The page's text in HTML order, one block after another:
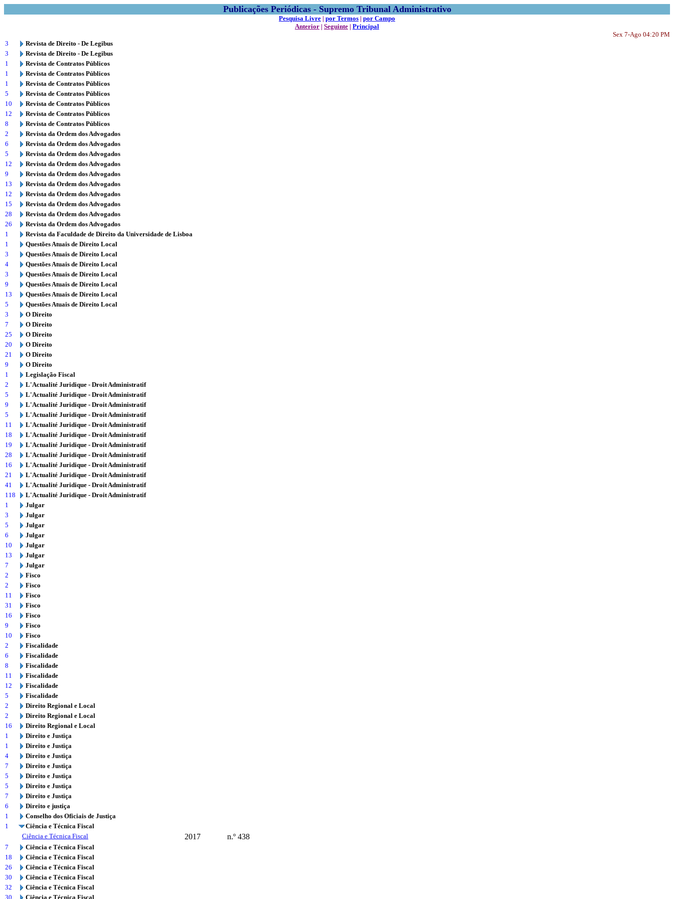
Publicações Periódicas - Supremo Tribunal Administrativo
Pesquisa Livre | por Termos | por Campo
Anterior | Seguinte | Principal
Sex 7-Ago 04:20 PM
3
Revista de Direito - De Legibus
3
Revista de Direito - De Legibus
1
Revista de Contratos Públicos
1
Revista de Contratos Públicos
1
Revista de Contratos Públicos
5
Revista de Contratos Públicos
10
Revista de Contratos Públicos
12
Revista de Contratos Públicos
8
Revista de Contratos Públicos
2
Revista da Ordem dos Advogados
6
Revista da Ordem dos Advogados
5
Revista da Ordem dos Advogados
12
Revista da Ordem dos Advogados
9
Revista da Ordem dos Advogados
13
Revista da Ordem dos Advogados
12
Revista da Ordem dos Advogados
15
Revista da Ordem dos Advogados
28
Revista da Ordem dos Advogados
26
Revista da Ordem dos Advogados
1
Revista da Faculdade de Direito da Universidade de Lisboa
1
Questões Atuais de Direito Local
3
Questões Atuais de Direito Local
4
Questões Atuais de Direito Local
3
Questões Atuais de Direito Local
9
Questões Atuais de Direito Local
13
Questões Atuais de Direito Local
5
Questões Atuais de Direito Local
3
O Direito
7
O Direito
25
O Direito
20
O Direito
21
O Direito
9
O Direito
1
Legislação Fiscal
2
L'Actualité Juridique - Droit Administratif
5
L'Actualité Juridique - Droit Administratif
9
L'Actualité Juridique - Droit Administratif
5
L'Actualité Juridique - Droit Administratif
11
L'Actualité Juridique - Droit Administratif
18
L'Actualité Juridique - Droit Administratif
19
L'Actualité Juridique - Droit Administratif
28
L'Actualité Juridique - Droit Administratif
16
L'Actualité Juridique - Droit Administratif
21
L'Actualité Juridique - Droit Administratif
41
L'Actualité Juridique - Droit Administratif
118
L'Actualité Juridique - Droit Administratif
1
Julgar
3
Julgar
5
Julgar
6
Julgar
10
Julgar
13
Julgar
7
Julgar
2
Fisco
2
Fisco
11
Fisco
31
Fisco
16
Fisco
9
Fisco
10
Fisco
2
Fiscalidade
6
Fiscalidade
8
Fiscalidade
11
Fiscalidade
12
Fiscalidade
5
Fiscalidade
2
Direito Regional e Local
2
Direito Regional e Local
16
Direito Regional e Local
1
Direito e Justiça
1
Direito e Justiça
4
Direito e Justiça
7
Direito e Justiça
5
Direito e Justiça
5
Direito e Justiça
7
Direito e Justiça
6
Direito e justiça
1
Conselho dos Oficiais de Justiça
1
Ciência e Técnica Fiscal
Ciência e Técnica Fiscal
2017 n.º 438
7
Ciência e Técnica Fiscal
18
Ciência e Técnica Fiscal
26
Ciência e Técnica Fiscal
30
Ciência e Técnica Fiscal
32
Ciência e Técnica Fiscal
30
Ciência e Técnica Fiscal